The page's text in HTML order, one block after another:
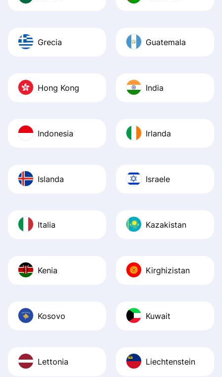
Grecia Guatemala
Hong Kong India
Indonesia Irlanda
Islanda Israele
Italia Kazakistan
Kenia Kirghizistan
Kosovo Kuwait
Lettonia Liechtenstein